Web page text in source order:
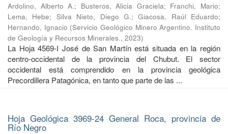
Ardolino, Alberto A.; Busteros, Alicia Graciela; Franchi, Mario;
Lema, Hebe; Silva Nieto, Diego G.;Giacosa, Raúl Eduardo;
Hernando, Ignacio (Servicio Geológico Minero Argentino. Instituto
de Geología y Recursos Minerales., 2023)
La Hoja 4569-I José de San Martín está situada en la región
centro-occidental de la provincia del Chubut. El sector
occidental está comprendido en la provincia geológica
Precordillera Patagónica, en tanto que parte de las ...
Hoja Geológica 3969-24 General Roca, provincia de
Río Negro